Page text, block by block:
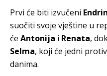
Prvi će biti izvučeni
suočiti svoje vještine u
će Antonija i Renata,
Selma, koji će jedni
danima.